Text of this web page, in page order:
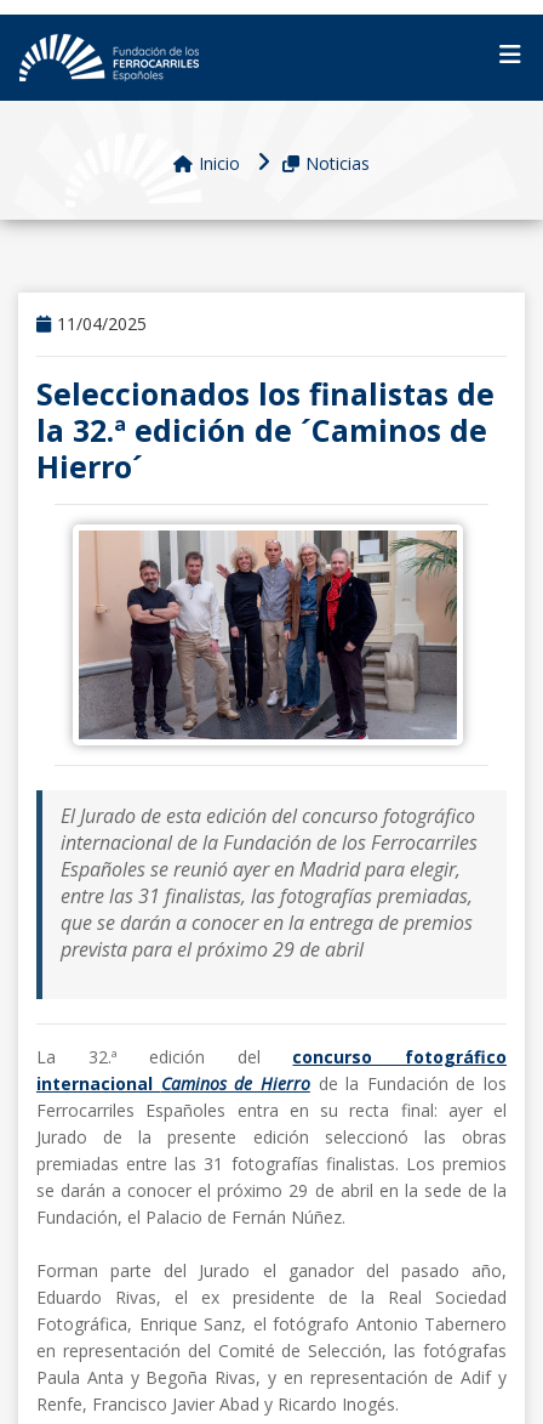
Inicio Noticias
11/04/2025
Seleccionados los finalistas de
la 32.ª edición de ´Caminos de
Hierro´
El Jurado de esta edición del concurso fotográfico
internacional de la Fundación de los Ferrocarriles
Españoles se reunió ayer en Madrid para elegir,
entre las 31 finalistas, las fotografías premiadas,
que se darán a conocer en la entrega de premios
prevista para el próximo 29 de abril
La 32.ª edición del concurso fotográfico
internacional Caminos de Hierrode la Fundación de los
Ferrocarriles Españoles entra en su recta final: ayer el
Jurado de la presente edición seleccionó las obras
premiadas entre las 31 fotografías finalistas. Los premios
se darán a conocer el próximo 29 de abril en la sede de la
Fundación, el Palacio de Fernán Núñez.
Forman parte del Jurado el ganador del pasado año,
Eduardo Rivas, el ex presidente de la Real Sociedad
Fotográfica, Enrique Sanz, el fotógrafo Antonio Tabernero
en representación del Comité de Selección, las fotógrafas
Paula Anta y Begoña Rivas, y en representación de Adif y
Renfe, Francisco Javier Abad y Ricardo Inogés.